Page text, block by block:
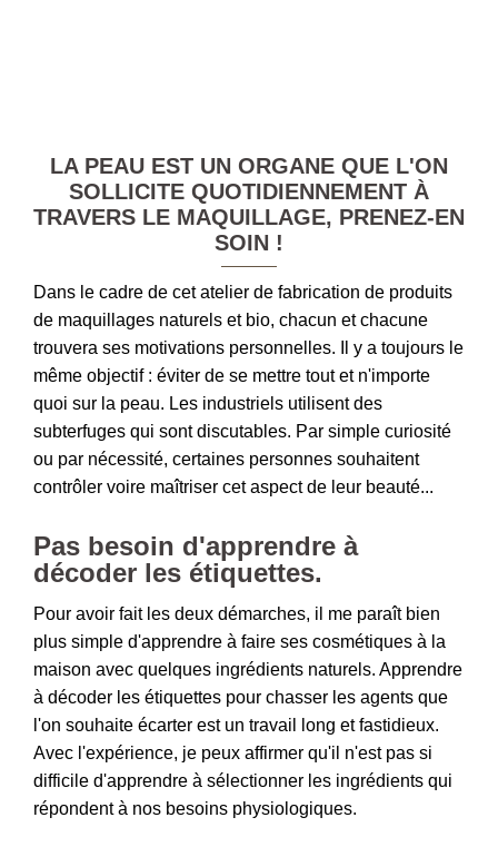
LA PEAU EST UN ORGANE QUE L'ON
SOLLICITE QUOTIDIENNEMENT À
TRAVERS LE MAQUILLAGE, PRENEZ-EN
SOIN !
Dans le cadre de cet atelier de fabrication de produits
de maquillages naturels et bio, chacun et chacune
trouvera ses motivations personnelles. Il y a toujours le
même objectif : éviter de se mettre tout et n'importe
quoi sur la peau. Les industriels utilisent des
subterfuges qui sont discutables. Par simple curiosité
ou par nécessité, certaines personnes souhaitent
contrôler voire maîtriser cet aspect de leur beauté...
Pas besoin d'apprendre à
décoder les étiquettes.
Pour avoir fait les deux démarches, il me paraît bien
plus simple d'apprendre à faire ses cosmétiques à la
maison avec quelques ingrédients naturels. Apprendre
à décoder les étiquettes pour chasser les agents que
l'on souhaite écarter est un travail long et fastidieux.
Avec l'expérience, je peux affirmer qu'il n'est pas si
difficile d'apprendre à sélectionner les ingrédients qui
répondent à nos besoins physiologiques.